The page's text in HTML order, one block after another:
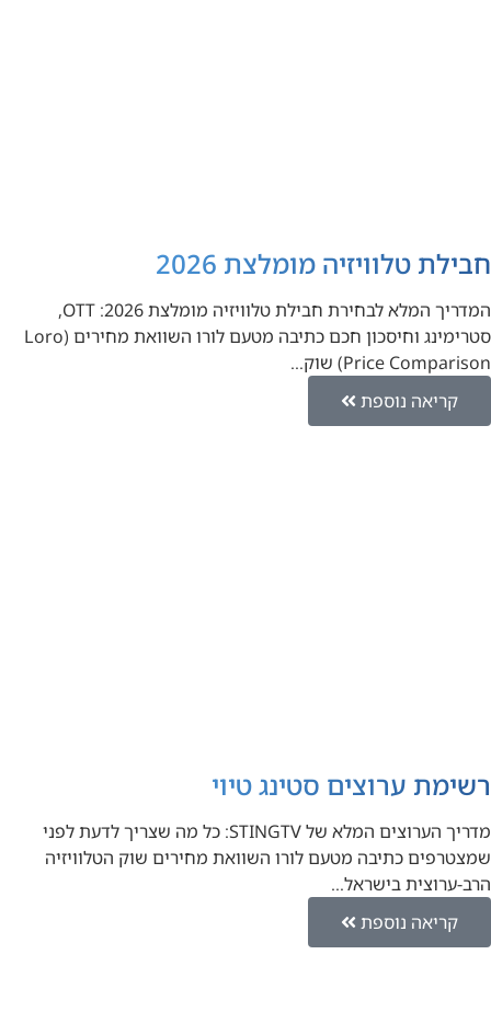
חבילת טלוויזיה מומלצת 2026
המדריך המלא לבחירת חבילת טלוויזיה מומלצת 2026: OTT,
סטרימינג וחיסכון חכם כתיבה מטעם לורו השוואת מחירים (Loro
Price Comparison) שוק…
קריאה נוספת
רשימת ערוצים סטינג טיוי
מדריך הערוצים המלא של STINGTV: כל מה שצריך לדעת לפני
שמצטרפים כתיבה מטעם לורו השוואת מחירים שוק הטלוויזיה
הרב-ערוצית בישראל…
קריאה נוספת